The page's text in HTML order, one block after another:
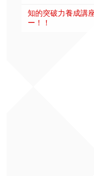
知的突破力養成講
ー！！